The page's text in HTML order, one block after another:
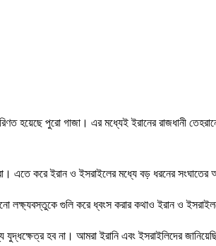
হয়েছে পুরো গাজা। এর মধ্যেই ইরানের রাজধানী
করে ইরান ও ইসরাইলের মধ্যে বড় ধরনের সংঘাতের
লক্ষ্যবস্তুকে গুলি করে ধ্বংস করার কথাও ইরান ও
যুদ্ধক্ষেত্র হব না। আমরা ইরানি এবং ইসরাইলিদের